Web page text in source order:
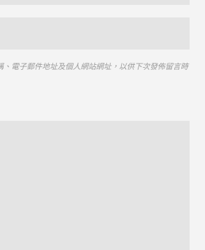
、電子郵件地址及個人網站網址，以供下次發佈留言時